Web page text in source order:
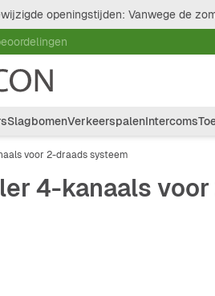
openingstijden: Vanwege de
SlagbomenVerkeerspalenIntercoms
voor 2-draads systeem
4-kanaals